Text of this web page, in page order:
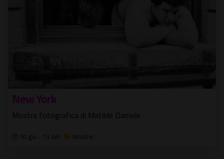
New York
Mostra fotografica di Matilde Damele
10 giu - 13 set Mostre